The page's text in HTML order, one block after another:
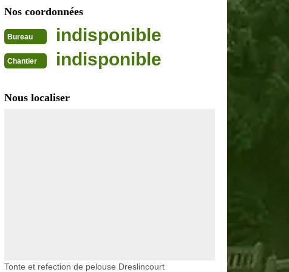
Nos coordonnées
Bureau indisponible
Chantier indisponible
Nous localiser
Tonte et refection de pelouse Dreslincourt